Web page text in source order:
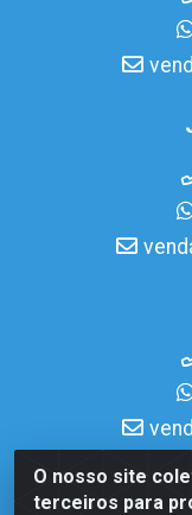
O nosso site
terceiros para
Casa Norte